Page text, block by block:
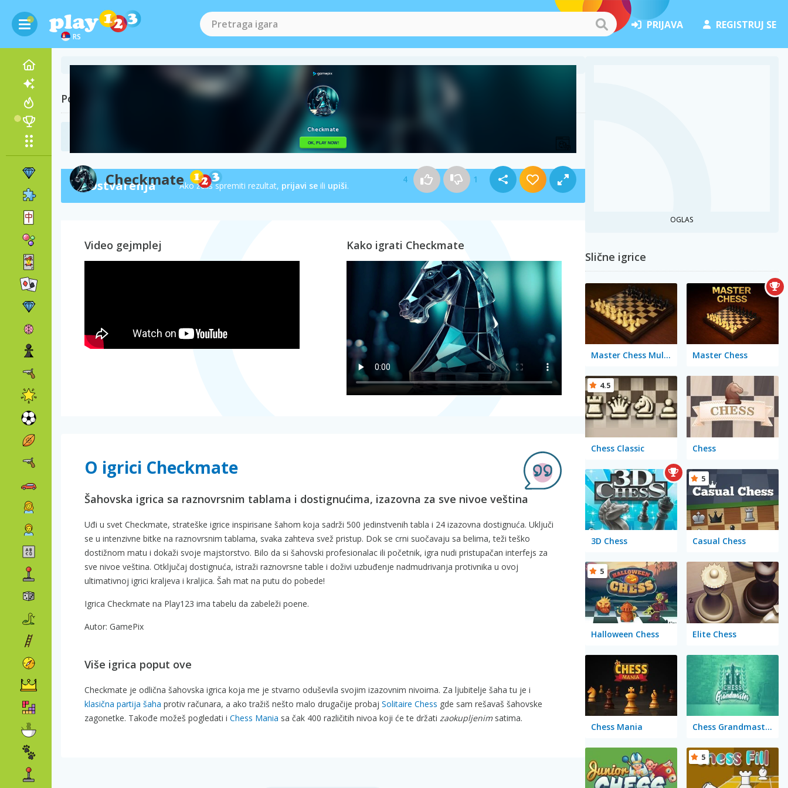
RS
PRIJAVA REGISTRUJ SE
Checkmate 4 1
Posetite i
Ostvarenja Ako želiš spremiti rezultat, prijavi se ili upiši.
Video gejmplej Kako igrati Checkmate
O igrici Checkmate
Šahovska igrica sa raznovrsnim tablama i dostignućima, izazovna za sve nivoe veština
Uđi u svet Checkmate, strateške igrice inspirisane šahom koja sadrži 500 jedinstvenih tabla i 24 izazovna dostignuća. Uključi
se u intenzivne bitke na raznovrsnim tablama, svaka zahteva svež pristup. Dok se crni suočavaju sa belima, teži teško
dostižnom matu i dokaži svoje majstorstvo. Bilo da si šahovski profesionalac ili početnik, igra nudi pristupačan interfejs za
sve nivoe veština. Otključaj dostignuća, istraži raznovrsne table i doživi uzbuđenje nadmudrivanja protivnika u ovoj
ultimativnoj igrici kraljeva i kraljica. Šah mat na putu do pobede!
Igrica Checkmate na Play123 ima tabelu da zabeleži poene.
Autor: GamePix
Više igrica poput ove
Checkmate je odlična šahovska igrica koja me je stvarno oduševila svojim izazovnim nivoima. Za ljubitelje šaha tu je i
klasična partija šaha protiv računara, a ako tražiš nešto malo drugačije probaj Solitaire Chess gde sam rešavaš šahovske
zagonetke. Takođe možeš pogledati i Chess Mania sa čak 400 različitih nivoa koji će te držati zaokupljenimsatima.
OGLAS
Slične igrice
Master Chess Multiplayer Master Chess
Chess Classic
4.5
Chess
3D Chess Casual Chess
5
Halloween Chess
5
Elite Chess
Chess Mania Chess Grandmaster
5